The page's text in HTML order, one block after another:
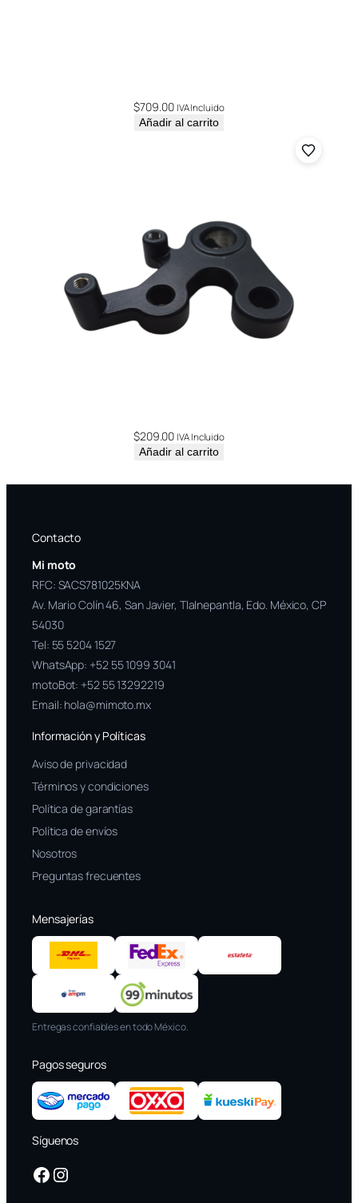
$709.00 IVA Incluido
Añadir al carrito
$209.00 IVA Incluido
Añadir al carrito
Contacto
Mi moto
RFC: SACS781025KNA
Av. Mario Colín 46, San Javier, Tlalnepantla, Edo. México, CP
54030
Tel: 55 5204 1527
WhatsApp: +52 55 1099 3041
motoBot: +52 55 13292219
Email: hola@mimoto.mx
Información y Políticas
Aviso de privacidad
Términos y condiciones
Política de garantías
Política de envíos
Nosotros
Preguntas frecuentes
Mensajerías
Entregas confiables en todo México.
Pagos seguros
Síguenos
Facebook Instagram